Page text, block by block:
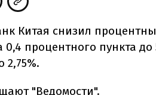
Китая снизил
0,4 процентного пункта
2,75%.
"Ведомости".